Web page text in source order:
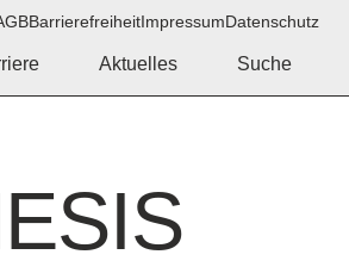
Aktuelles Suche
BarrierefreiheitImpressumDatenschutz